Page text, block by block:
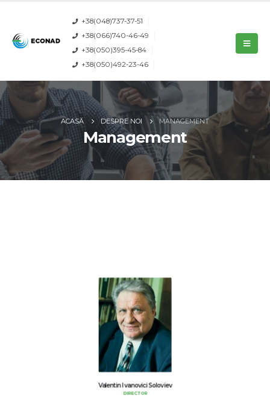
+38(048)737-37-51
+38(066)740-46-49
+38(050)395-45-84
+38(050)492-23-46
ACASĂ DESPRE NOI MANAGEMENT
Management
Valentin Ivanovici Soloviev
DIRECTOR